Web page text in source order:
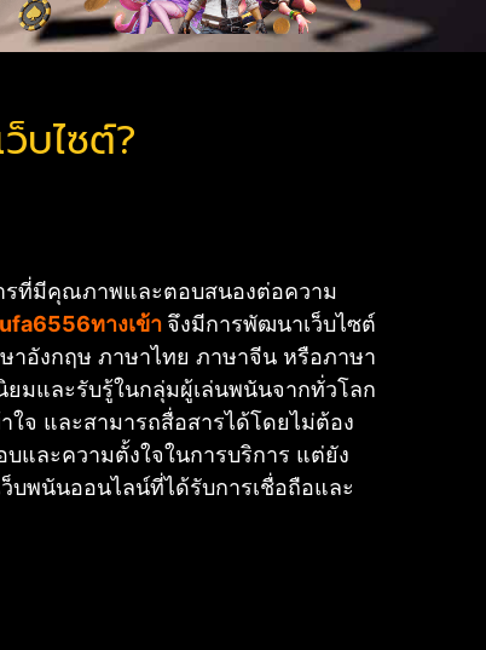
บไซต์?
รที่มีคุณภาพและตอบสนองต่อความ
ufa6556ทางเข้า จึงมีการพัฒนาเว็บไซต์
าอังกฤษ ภาษาไทย ภาษาจีน หรือภาษา
ยมและรับรู้ในกลุ่มผู้เล่นพนันจากทั่วโลก
ใจ และสามารถสื่อสารได้โดยไม่ต้อง
และความตั้งใจในการบริการ แต่ยัง
ว็บพนันออนไลน์ที่ได้รับการเชื่อถือและ